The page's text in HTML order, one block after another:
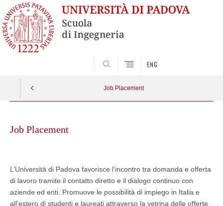
ENG
Job Placement
contentJob Placement
L’Università di Padova favorisce l’incontro tra domanda e offerta
di lavoro tramite il contatto diretto e il dialogo continuo con
aziende ed enti. Promuove le possibilità di impiego in Italia e
all’estero di studenti e laureati attraverso la vetrina delle offerte